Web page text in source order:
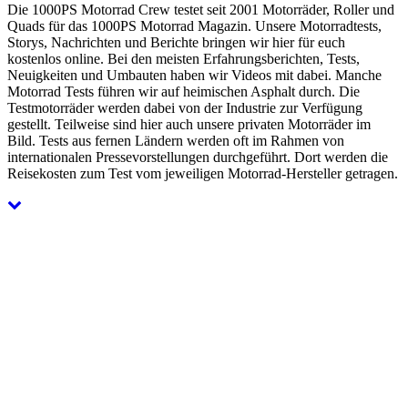
Die 1000PS Motorrad Crew testet seit 2001 Motorräder, Roller und
Quads für das 1000PS Motorrad Magazin. Unsere Motorradtests,
Storys, Nachrichten und Berichte bringen wir hier für euch
kostenlos online. Bei den meisten Erfahrungsberichten, Tests,
Neuigkeiten und Umbauten haben wir Videos mit dabei. Manche
Motorrad Tests führen wir auf heimischen Asphalt durch. Die
Testmotorräder werden dabei von der Industrie zur Verfügung
gestellt. Teilweise sind hier auch unsere privaten Motorräder im
Bild. Tests aus fernen Ländern werden oft im Rahmen von
internationalen Pressevorstellungen durchgeführt. Dort werden die
Reisekosten zum Test vom jeweiligen Motorrad-Hersteller getragen.